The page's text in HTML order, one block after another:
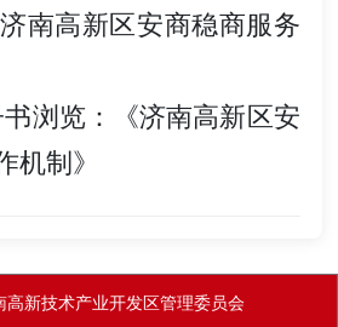
南高新区安商稳商服务
书浏览：《济南高新区安
机制》
高新技术产业开发区管理委员会